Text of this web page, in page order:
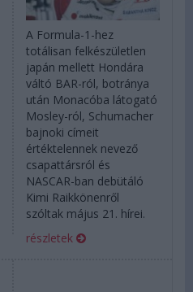
A Formula-1-hez
totálisan felkészületlen
japán mellett Hondára
váltó BAR-ról, botránya
után Monacóba látogató
Mosley-ról, Schumacher
bajnoki címeit
értéktelennek nevező
csapattársról és
NASCAR-ban debütáló
Kimi Raikkönenről
szóltak május 21. hírei.
részletek